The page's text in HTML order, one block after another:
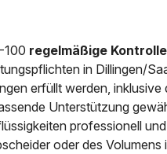
100 regelmäßige
in Dillingen/
erfüllt werden, inklusive
Unterstützung
professionell
oder des Volumens